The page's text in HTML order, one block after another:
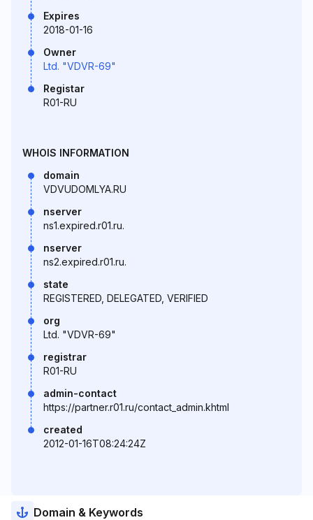
Expires
2018-01-16
Owner
Ltd. "VDVR-69"
Registar
R01-RU
WHOIS INFORMATION
domain
VDVUDOMLYA.RU
nserver
ns1.expired.r01.ru.
nserver
ns2.expired.r01.ru.
state
REGISTERED, DELEGATED, VERIFIED
org
Ltd. "VDVR-69"
registrar
R01-RU
admin-contact
https://partner.r01.ru/contact_admin.khtml
created
2012-01-16T08:24:24Z
Domain & Keywords